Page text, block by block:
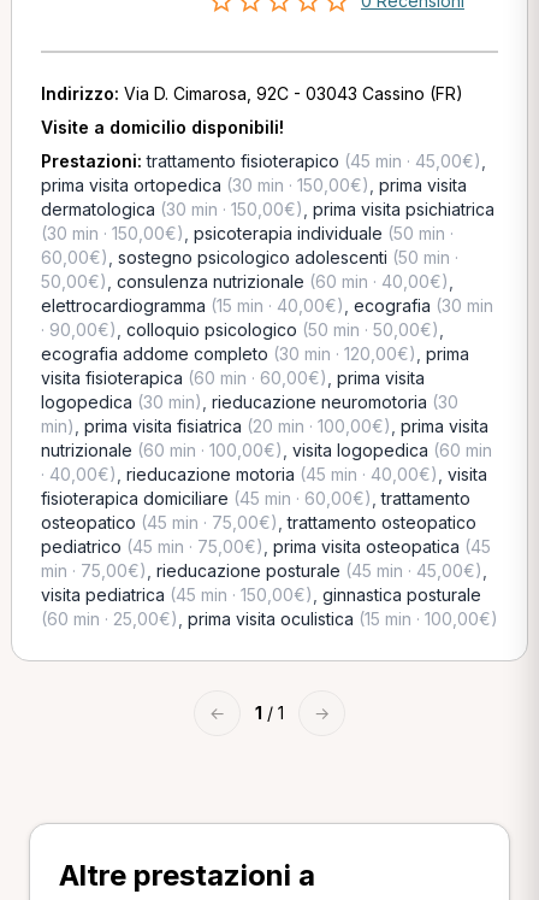
Indirizzo: Via D. Cimarosa, 92C - 03043 Cassino (FR)
Visite a domicilio disponibili!
Prestazioni:trattamento fisioterapico (45 min · 45,00€)
prima visita ortopedica (30 min · 150,00€) prima visita
dermatologica (30 min · 150,00€) prima visita psichiatrica
(30 min · 150,00€) psicoterapia individuale (50 min ·
60,00€) sostegno psicologico adolescenti (50 min ·
50,00€) consulenza nutrizionale (60 min · 40,00€)
elettrocardiogramma (15 min · 40,00€) ecografia (30 min
· 90,00€) colloquio psicologico (50 min · 50,00€)
ecografia addome completo (30 min · 120,00€) prima
visita fisioterapica (60 min · 60,00€) prima visita
logopedica (30 min) rieducazione neuromotoria (30
min) prima visita fisiatrica (20 min · 100,00€) prima visita
nutrizionale (60 min · 100,00€) visita logopedica (60 min
· 40,00€) rieducazione motoria (45 min · 40,00€) visita
fisioterapica domiciliare (45 min · 60,00€) ,trattamento
osteopatico (45 min · 75,00€) ,trattamento osteopatico
pediatrico (45 min · 75,00€) prima visita osteopatica (45
min · 75,00€) rieducazione posturale (45 min · 45,00€)
visita pediatrica (45 min · 150,00€) ginnastica posturale
(60 min · 25,00€) prima visita oculistica (15 min · 100,00€)
← 1 / 1 →
Altre prestazioni a